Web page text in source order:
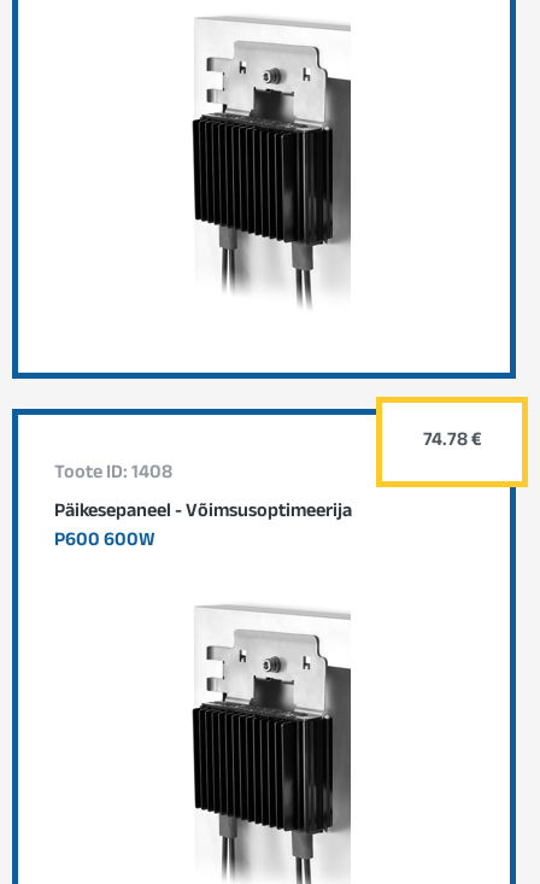
Toote ID: 1408
Päikesepaneel - Võimsusoptimeerija
P600 600W
74.78 €